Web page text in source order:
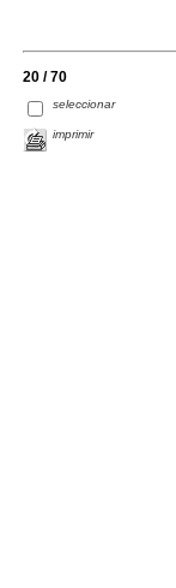
20 / 70
seleccionar
imprimir